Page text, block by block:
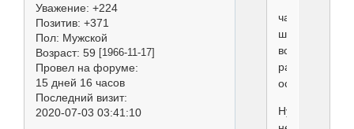
Уважение: +224
Позитив: +371
Пол: Мужской
Возраст: 59 [1966-11-17]
Провел на форуме:
15 дней 16 часов
Последний визит:
2020-07-03 03:41:10
часть
шерсти
все
равно
остается
Ну